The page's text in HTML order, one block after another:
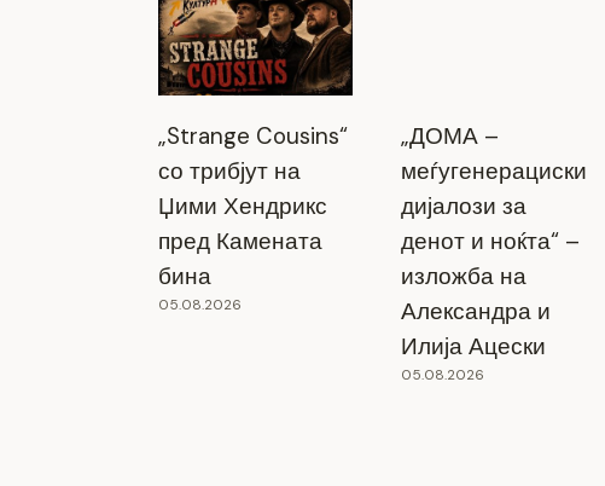
„Strange Cousins“
со трибјут на
Џими Хендрикс
пред Камената
бина
05.08.2026
„ДОМА –
меѓугенерациски
дијалози за
денот и ноќта“ –
изложба на
Александра и
Илија Ацески
05.08.2026